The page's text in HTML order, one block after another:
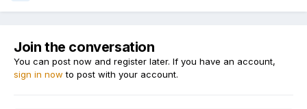
Join the conversation
You can post now and register later. If you have an account,
sign in now to post with your account.